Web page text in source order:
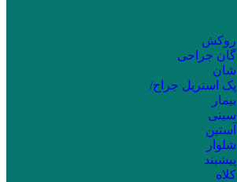
روکش
گان جراحی
شان
پک استریل جراح/
بیمار
سینی
آستین
شلوار
پیشبند
کلاه